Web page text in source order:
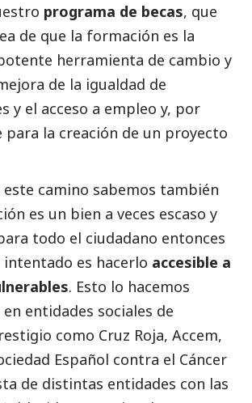
programa de becas, que
de que la formación es la
herramienta de cambio y
de la igualdad de
y el acceso a empleo y, por
para la creación de un proyecto
camino sabemos también
es un bien a veces escaso y
todo el ciudadano entonces
intentado es hacerlo accesible a
. Esto lo hacemos
entidades sociales de
como Cruz Roja, Accem,
Español contra el Cáncer
de distintas entidades con las